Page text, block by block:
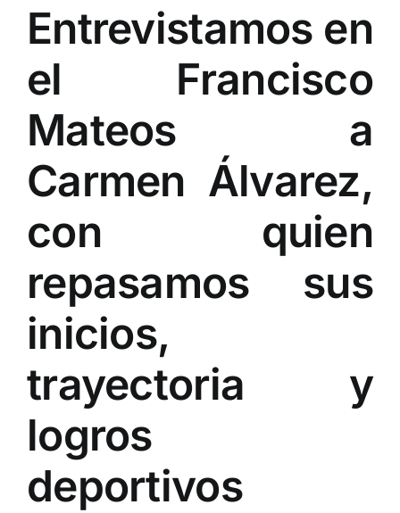
Entrevistamos en
el Francisco
Mateos a
Carmen Álvarez,
con quien
repasamos sus
inicios,
trayectoria y
logros
deportivos